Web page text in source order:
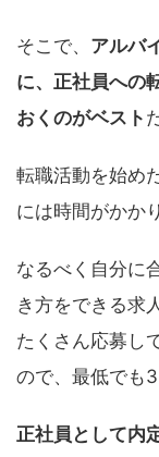
そこで、 アルバ
に、正社員への
おくのがベスト
転職活動を始め
には時間がかか
なるべく自分に
き方をできる求
たくさん応募し
ので、最低でも
正社員として内